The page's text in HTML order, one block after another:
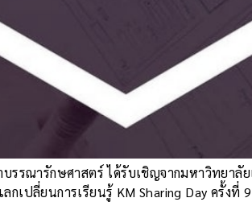
รรณารักษศาสตร์ ได้รับเชิญจากมหาวิทยาลั
เปลี่ยนการเรียนรู้ KM Sharing Day ครั้ง